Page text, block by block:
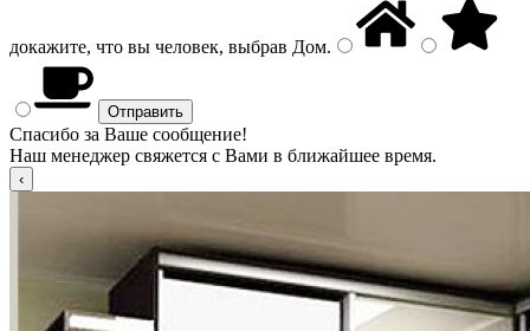
докажите, что вы человек, выбрав Дом.
Спасибо за Ваше сообщение!
Наш менеджер свяжется с Вами в ближайшее время.